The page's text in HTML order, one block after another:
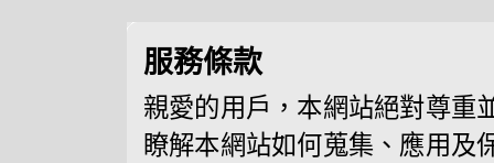
服務條款
親愛的用戶，本網站絕對尊重
瞭解本網站如何蒐集、應用及